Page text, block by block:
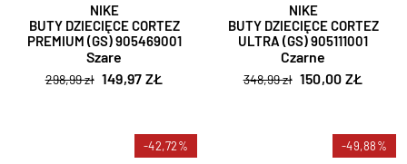
NIKE
BUTY DZIECIĘCE CORTEZ
PREMIUM (GS) 905469001
Szare
298,99 zł 149,97 ZŁ
NIKE
BUTY DZIECIĘCE CORTEZ
ULTRA (GS) 905111001
Czarne
348,99 zł 150,00 ZŁ
-42,72% -49,88%